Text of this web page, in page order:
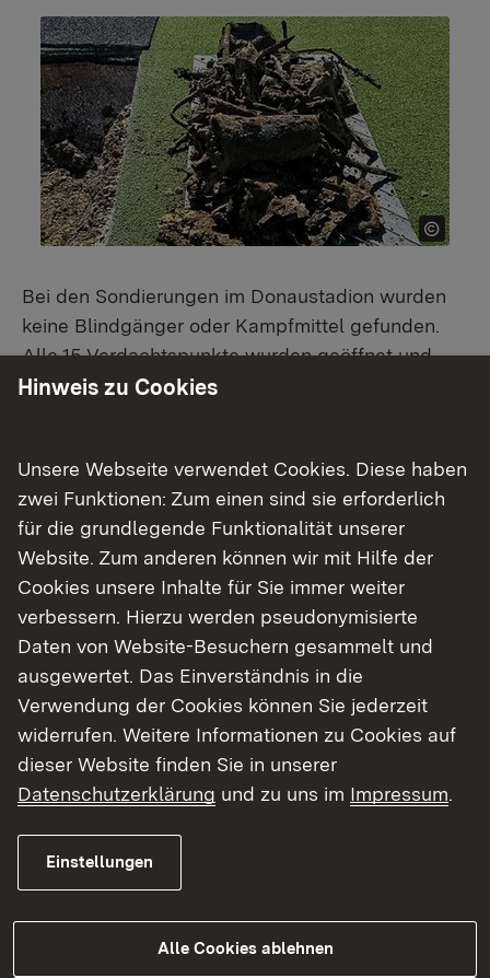
Bei den Sondierungen im Donaustadion wurden
keine Blindgänger oder Kampfmittel gefunden.
Alle 15 Verdachtspunkte wurden geöffnet und
untersucht. Damit wird auch die Evakuierung am
Gefunden wurden beispielsweise alte Helme und
verschiedene eisenhaltige Gegenstände.
Die Stadt Ulm dankt allen Beteiligten für die
Zusammenarbeit und die Vorbereitung.
Anlagen:
Bild 01 (JPG)
Bild 02 (JPG)
Bild 03 (JPG)
Bild 04 (JPG)
Hinweis zu Cookies
Unsere Webseite verwendet Cookies. Diese haben
zwei Funktionen: Zum einen sind sie erforderlich
für die grundlegende Funktionalität unserer
Website. Zum anderen können wir mit Hilfe der
Cookies unsere Inhalte für Sie immer weiter
verbessern. Hierzu werden pseudonymisierte
Daten von Website-Besuchern gesammelt und
ausgewertet. Das Einverständnis in die
Verwendung der Cookies können Sie jederzeit
widerrufen. Weitere Informationen zu Cookies auf
dieser Website finden Sie in unserer
Datenschutzerklärung und zu uns im Impressum.
Einstellungen
Alle Cookies ablehnen